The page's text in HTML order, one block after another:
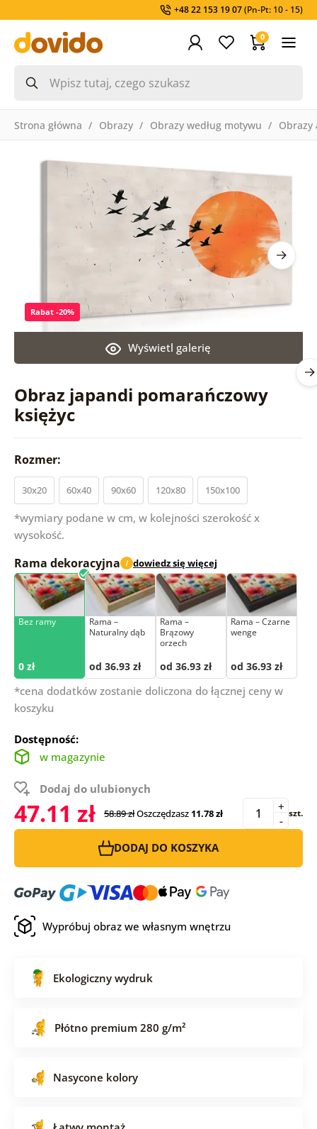
+48 22 153 19 07(Pn-Pt: 10 - 15)
0
Strona główna Obrazy Obrazy według motywu Obrazy
Obraz japandi pomarańczowy
księżyc
Wyświetl galerię
Rabat -20%
Rozmer:
30x20 60x40 90x60 120x80 150x100
*wymiary podane w cm, w kolejności szerokość x
wysokość.
Rama dekoracyjna i dowiedz się więcej
Bez ramy
0 zł
Rama –
Naturalny dąb
od 36.93 zł
Rama –
Brązowy
orzech
od 36.93 zł
Rama – Czarne
wenge
od 36.93 zł
*cena dodatków zostanie doliczona do łącznej ceny w
koszyku
Dostępność:
w magazynie
Dodaj do ulubionych
47.11 zł 58.89 złOszczędzasz11.78 zł -
+ szt.
DODAJ DO KOSZYKA
Wypróbuj obraz we własnym wnętrzu
Ekologiczny wydruk
Płótno premium 280 g/m²
Nasycone kolory